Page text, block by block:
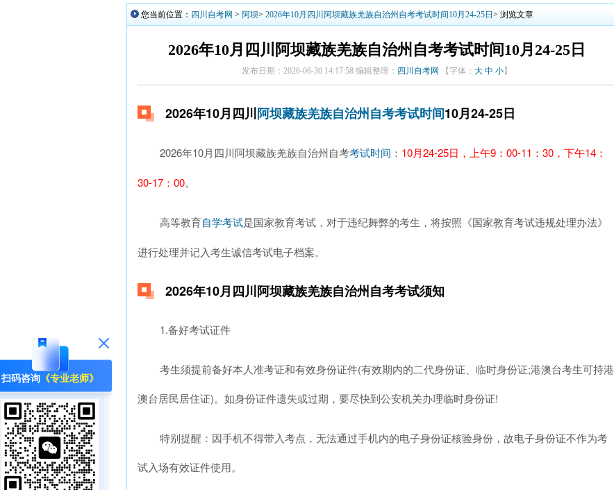
扫码咨询 《专业老师》
您当前位置： 四川自考网 > 阿坝> 2026年10月四川阿坝藏族羌族自治州自考考试时间10月24-25日 > 浏览文章
2026年10月四川阿坝藏族羌族自治州自考考试时间10月24-25日
发布日期：2026-06-30 14:17:58 编辑整理： 四川自考网 【字体： 大 中 小】
2026年10月四川 阿坝藏族羌族自治州自考考试时间 10月24-25日
2026年10月四川阿坝藏族羌族自治州自考考试时间 ： 10月24-25日，上午9：00-11：30，下午14：
30-17：00。
高等教育自学考试是国家教育考试，对于违纪舞弊的考生，将按照《国家教育考试违规处理办法》
进行处理并记入考生诚信考试电子档案。
2026年10月四川阿坝藏族羌族自治州自考考试须知
1.备好考试证件
考生须提前备好本人准考证和有效身份证件(有效期内的二代身份证、临时身份证;港澳台考生可持港
澳台居民居住证)。如身份证件遗失或过期，要尽快到公安机关办理临时身份证!
特别提醒：因手机不得带入考点，无法通过手机内的电子身份证核验身份，故电子身份证不作为考
试入场有效证件使用。